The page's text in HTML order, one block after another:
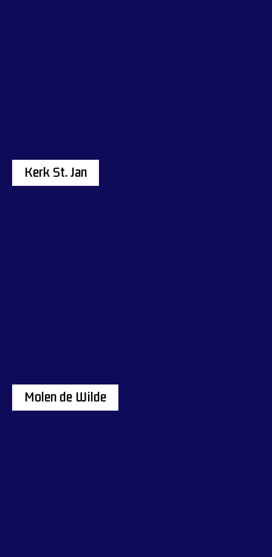
Kerk St. Jan
Molen de Wilde